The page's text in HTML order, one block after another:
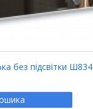
без підсвітки Ш834